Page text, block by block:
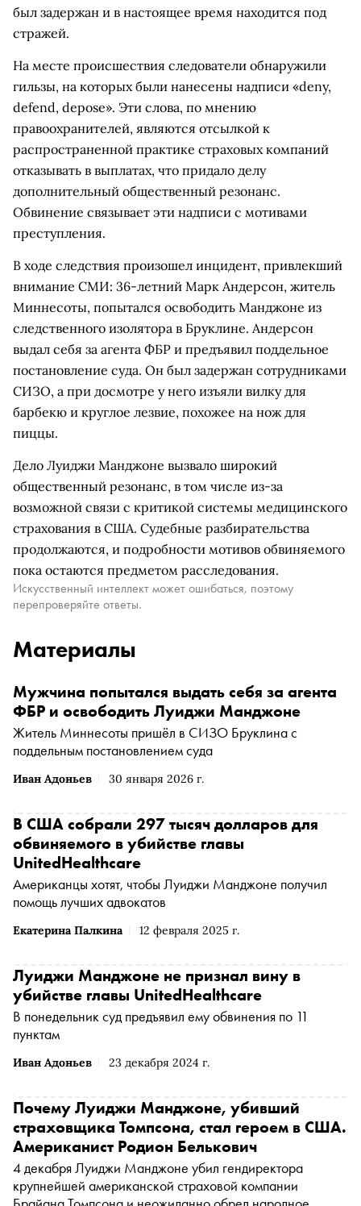
был задержан и в настоящее время находится под
стражей.
На месте происшествия следователи обнаружили
гильзы, на которых были нанесены надписи «deny,
defend, depose». Эти слова, по мнению
правоохранителей, являются отсылкой к
распространенной практике страховых компаний
отказывать в выплатах, что придало делу
дополнительный общественный резонанс.
Обвинение связывает эти надписи с мотивами
преступления.
В ходе следствия произошел инцидент, привлекший
внимание СМИ: 36-летний Марк Андерсон, житель
Миннесоты, попытался освободить Манджоне из
следственного изолятора в Бруклине. Андерсон
выдал себя за агента ФБР и предъявил поддельное
постановление суда. Он был задержан сотрудниками
СИЗО, а при досмотре у него изъяли вилку для
барбекю и круглое лезвие, похожее на нож для
пиццы.
Дело Луиджи Манджоне вызвало широкий
общественный резонанс, в том числе из-за
возможной связи с критикой системы медицинского
страхования в США. Судебные разбирательства
продолжаются, и подробности мотивов обвиняемого
пока остаются предметом расследования.
Искусственный интеллект может ошибаться, поэтому
перепроверяйте ответы.
Материалы
Иван Адоньев 30 января 2026 г.
Мужчина попытался выдать себя за агента
ФБР и освободить Луиджи Манджоне
Житель Миннесоты пришёл в СИЗО Бруклина с
поддельным постановлением суда
Екатерина Палкина 12 февраля 2025 г.
В США собрали 297 тысяч долларов для
обвиняемого в убийстве главы
UnitedHealthcare
Американцы хотят, чтобы Луиджи Манджоне получил
помощь лучших адвокатов
Иван Адоньев 23 декабря 2024 г.
Луиджи Манджоне не признал вину в
убийстве главы UnitedHealthcare
В понедельник суд предъявил ему обвинения по 11
пунктам
Почему Луиджи Манджоне, убивший
страховщика Томпсона, стал героем в США.
Американист Родион Белькович
4 декабря Луиджи Манджоне убил гендиректора
крупнейшей американской страховой компании